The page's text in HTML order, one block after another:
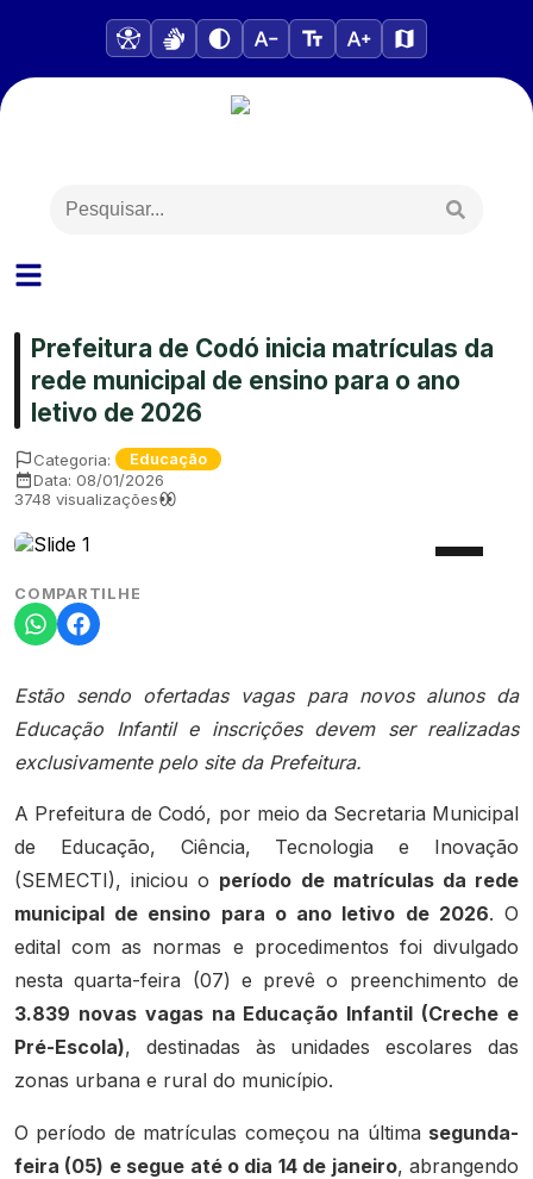
Prefeitura de Codó inicia matrículas da
rede municipal de ensino para o ano
letivo de 2026
Categoria: Educação
Data: 08/01/2026
3748 visualizações
COMPARTILHE
Estão sendo ofertadas vagas para novos alunos da
Educação Infantil e inscrições devem ser realizadas
exclusivamente pelo site da Prefeitura.
A Prefeitura de Codó, por meio da Secretaria Municipal
de Educação, Ciência, Tecnologia e Inovação
(SEMECTI), iniciou o período de matrículas da rede
municipal de ensino para o ano letivo de 2026. O
edital com as normas e procedimentos foi divulgado
nesta quarta-feira (07) e prevê o preenchimento de
3.839 novas vagas na Educação Infantil (Creche e
Pré-Escola), destinadas às unidades escolares das
zonas urbana e rural do município.
O período de matrículas começou na última segunda-
feira (05) e segue até o dia 14 de janeiro, abrangendo